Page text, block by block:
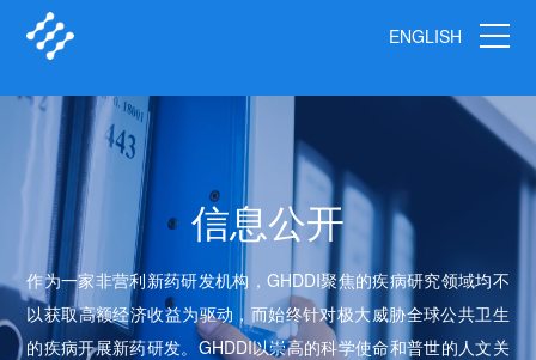
ENGLISH
信息公开
作为一家非营利新药研发机构，GHDDI聚焦的疾病研究领域均不
以获取高额经济收益为驱动，而始终针对极大威胁全球公共卫生
的疾病开展新药研发。GHDDI以崇高的科学使命和普世的人文关